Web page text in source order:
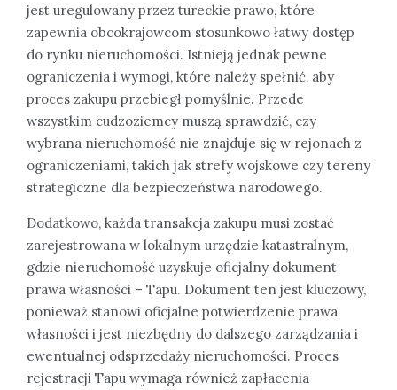
jest uregulowany przez tureckie prawo, które
zapewnia obcokrajowcom stosunkowo łatwy dostęp
do rynku nieruchomości. Istnieją jednak pewne
ograniczenia i wymogi, które należy spełnić, aby
proces zakupu przebiegł pomyślnie. Przede
wszystkim cudzoziemcy muszą sprawdzić, czy
wybrana nieruchomość nie znajduje się w rejonach z
ograniczeniami, takich jak strefy wojskowe czy tereny
strategiczne dla bezpieczeństwa narodowego.
Dodatkowo, każda transakcja zakupu musi zostać
zarejestrowana w lokalnym urzędzie katastralnym,
gdzie nieruchomość uzyskuje oficjalny dokument
prawa własności – Tapu. Dokument ten jest kluczowy,
ponieważ stanowi oficjalne potwierdzenie prawa
własności i jest niezbędny do dalszego zarządzania i
ewentualnej odsprzedaży nieruchomości. Proces
rejestracji Tapu wymaga również zapłacenia